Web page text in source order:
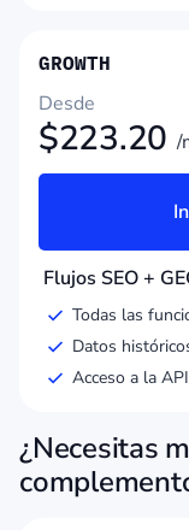
GROWTH
Desde
$223.20 /
Flujos SEO +
Todas las
Datos
Acceso a la
¿Necesitas